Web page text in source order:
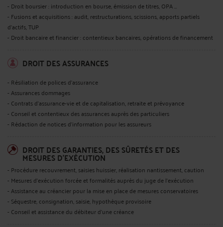
- Droit boursier : introduction en bourse, émission de titres, OPA …
- Fusions et acquisitions : audit, restructurations, scissions, apports partiels
d’actifs, TUP
- Droit bancaire et financier : contentieux bancaires, opérations de financement
DROIT DES ASSURANCES
- Résiliation de polices d'assurance
- Assurances dommages
- Contrats d'assurance-vie et de capitalisation, retraite et prévoyance
- Conseil et contentieux des assurances auprès des particuliers
- Rédaction de notices d'information pour les assureurs
DROIT DES GARANTIES, DES SÛRETÉS ET DES
MESURES D'EXÉCUTION
- Procédure recouvrement, saisies huissier, réalisation nantissement, caution
- Mesures d’exécution forcée et formalités auprès du juge de l'exécution
- Assistance au créancier pour la mise en place de mesures conservatoires
- Séquestre, consignation, saisie, hypothèque provisoire
- Conseil et assistance du débiteur d’une créance